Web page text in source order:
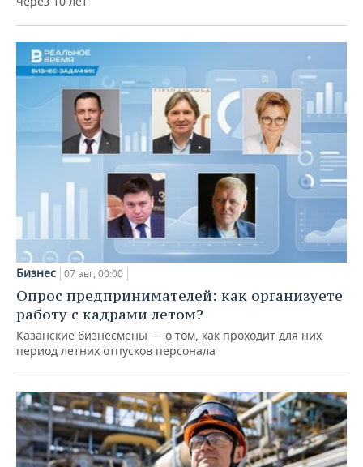
Бизнес 07 авг, 00:00
Опрос предпринимателей: как организуете
работу с кадрами летом?
Казанские бизнесмены — о том, как проходит для них
период летних отпусков персонала